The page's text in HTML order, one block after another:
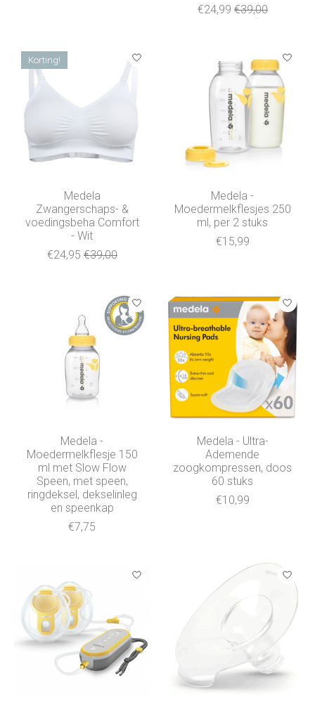
€24,99 €39,00
Korting!
Medela
Zwangerschaps- &
voedingsbeha Comfort
- Wit
€24,95 €39,00
Medela -
Moedermelkflesjes 250
ml, per 2 stuks
€15,99
Medela -
Moedermelkflesje 150
ml met Slow Flow
Speen, met speen,
ringdeksel, dekselinleg
en speenkap
€7,75
Medela - Ultra-
Ademende
zoogkompressen, doos
60 stuks
€10,99